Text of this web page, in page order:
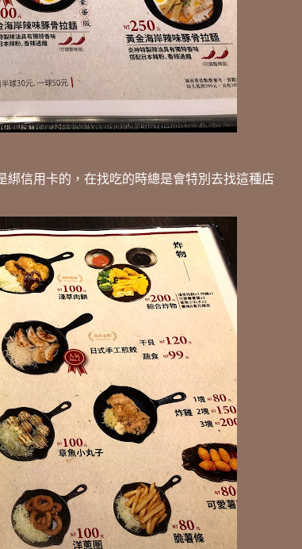
信用卡的，在找吃的時總是會特別去找這種店